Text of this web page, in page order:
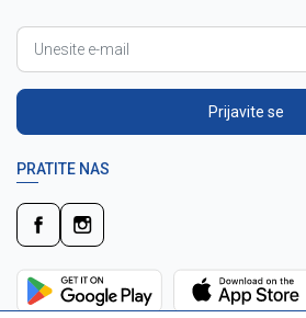
Prijavite se
PRATITE NAS